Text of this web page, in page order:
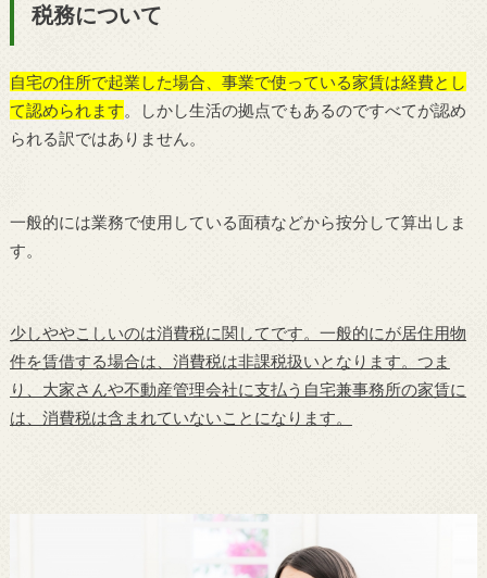
税務について
自宅の住所で起業した場合、事業で使っている家賃は経費とし
て認められます。しかし生活の拠点でもあるのですべてが認め
られる訳ではありません。
一般的には業務で使用している面積などから按分して算出しま
す。
少しややこしいのは消費税に関してです。一般的にが居住用物
件を賃借する場合は、消費税は非課税扱いとなります。つま
り、大家さんや不動産管理会社に支払う自宅兼事務所の家賃に
は、消費税は含まれていないことになります。